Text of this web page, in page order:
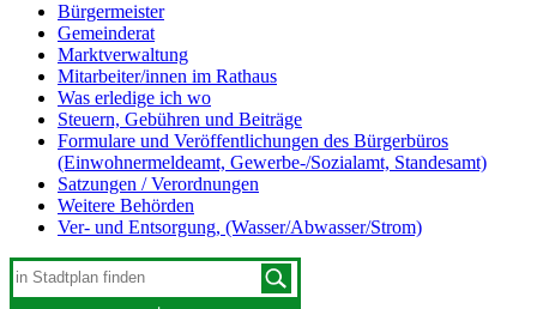
Bürgermeister
Gemeinderat
Marktverwaltung
Mitarbeiter/innen im Rathaus
Was erledige ich wo
Steuern, Gebühren und Beiträge
Formulare und Veröffentlichungen des Bürgerbüros
(Einwohnermeldeamt, Gewerbe-/Sozialamt, Standesamt)
Satzungen / Verordnungen
Weitere Behörden
Ver- und Entsorgung, (Wasser/Abwasser/Strom)